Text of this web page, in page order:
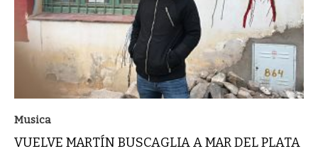
Musica
VUELVE MARTÍN BUSCAGLIA A MAR DEL PLATA